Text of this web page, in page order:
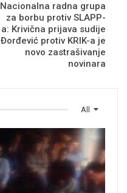
Nacionalna radna grupa
za borbu protiv SLAPP-
a: Krivična prijava sudije
Đorđević protiv KRIK-a je
novo zastrašivanje
novinara
All